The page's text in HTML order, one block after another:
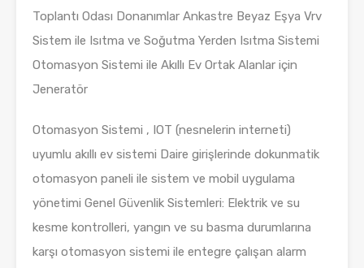
Toplantı Odası Donanımlar Ankastre Beyaz Eşya Vrv
Sistem ile Isıtma ve Soğutma Yerden Isıtma Sistemi
Otomasyon Sistemi ile Akıllı Ev Ortak Alanlar için
Jeneratör
Otomasyon Sistemi , IOT (nesnelerin interneti)
uyumlu akıllı ev sistemi Daire girişlerinde dokunmatik
otomasyon paneli ile sistem ve mobil uygulama
yönetimi Genel Güvenlik Sistemleri: Elektrik ve su
kesme kontrolleri, yangın ve su basma durumlarına
karşı otomasyon sistemi ile entegre çalışan alarm